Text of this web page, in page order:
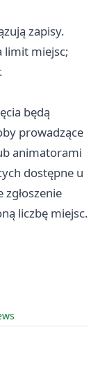
zapisy.
limit miejsc;
będą
prowadzące
animatorami
dostępne u
liczbę miejsc.